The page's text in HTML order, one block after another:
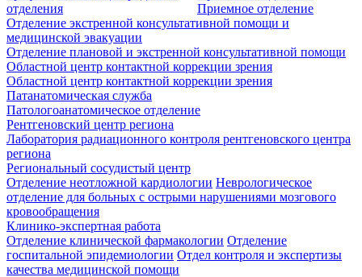
отделения
Приемное отделение
Отделение экстренной консультативной помощи и
медицинской эвакуации
Отделение плановой и экстренной консультативной помощи
Областной центр контактной коррекции зрения
Областной центр контактной коррекции зрения
Патанатомическая служба
Патологоанатомическое отделение
Рентгеновский центр региона
Лаборатория радиационного контроля рентгеновского центра
региона
Региональный сосудистый центр
Отделение неотложной кардиологии Неврологическое
отделение для больных с острыми нарушениями мозгового
кровообращения
Клинико-экспертная работа
Отделение клинической фармакологии Отделение
госпитальной эпидемиологии Отдел контроля и экспертизы
качества медицинской помощи